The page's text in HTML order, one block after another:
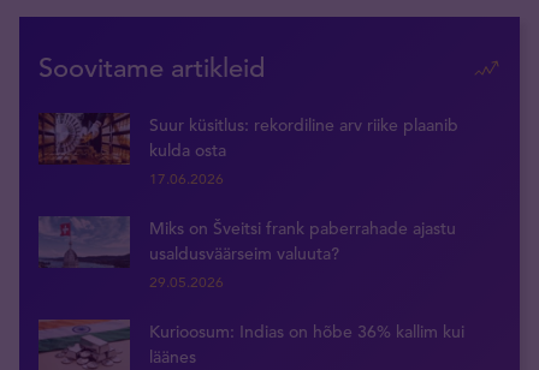
Soovitame artikleid
Suur küsitlus: rekordiline arv riike plaanib
kulda osta
17.06.2026
Miks on Šveitsi frank paberrahade ajastu
usaldusväärseim valuuta?
29.05.2026
Kurioosum: Indias on hõbe 36% kallim kui
läänes